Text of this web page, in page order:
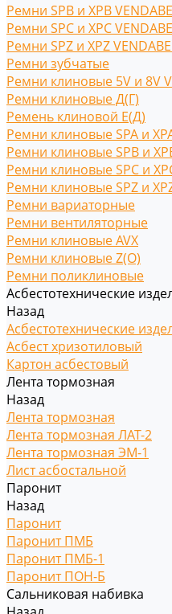
Ремни SPB и XPB
Ремни SPC и XPC
Ремни SPZ и XPZ
Ремни зубчатые
Ремни клиновые 5V и 8V
Ремни клиновые Д(Г)
Ремень клиновой Е(Д)
Ремни клиновые SPA и
Ремни клиновые SPB и
Ремни клиновые SPC и
Ремни клиновые SPZ и
Ремни вариаторные
Ремни вентиляторные
Ремни клиновые AVX
Ремни клиновые Z(O)
Ремни поликлиновые
Асбестотехнические
Назад
Асбестотехнические
Асбест хризотиловый
Картон асбестовый
Лента тормозная
Назад
Лента тормозная
Лента тормозная ЛАТ-2
Лента тормозная ЭМ-1
Лист асбостальной
Паронит
Назад
Паронит
Паронит ПМБ
Паронит ПМБ-1
Паронит ПОН-Б
Сальниковая набивка